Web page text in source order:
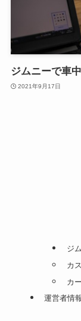
ジムニーで車
2021年9月17日
ジ
カ
カ
運営者情